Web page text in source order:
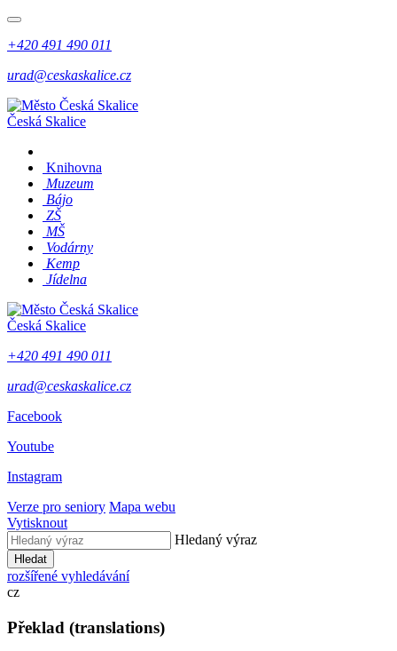
+420 491 490 011
urad@ceskaskalice.cz
Česká Skalice
Knihovna
Muzeum
Bájo
ZŠ
MŠ
Vodárny
Kemp
Jídelna
Česká Skalice
+420 491 490 011
urad@ceskaskalice.cz
Facebook
Youtube
Instagram
Verze pro seniory Mapa webu
Vytisknout
Hledaný výraz
Hledat
rozšířené vyhledávání
cz
Překlad (translations)